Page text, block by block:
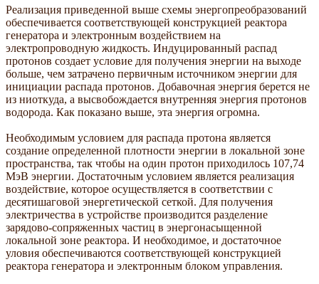
Реализация приведенной выше схемы энергопреобразований
обеспечивается соответствующей конструкцией реактора
генератора и электронным воздействием на
электропроводную жидкость. Индуцированный распад
протонов создает условие для получения энергии на выходе
больше, чем затрачено первичным источником энергии для
инициации распада протонов. Добавочная энергия берется не
из ниоткуда, а высвобождается внутренняя энергия протонов
водорода. Как показано выше, эта энергия огромна.
Необходимым условием для распада протона является
создание определенной плотности энергии в локальной зоне
пространства, так чтобы на один протон приходилось 107,74
МэВ энергии. Достаточным условием является реализация
воздействие, которое осуществляется в соответствии с
десятишаговой энергетической сеткой. Для получения
электричества в устройстве производится разделение
зарядово-сопряженных частиц в энергонасыщенной
локальной зоне реактора. И необходимое, и достаточное
уловия обеспечиваются соответствующей конструкцией
реактора генератора и электронным блоком управления.